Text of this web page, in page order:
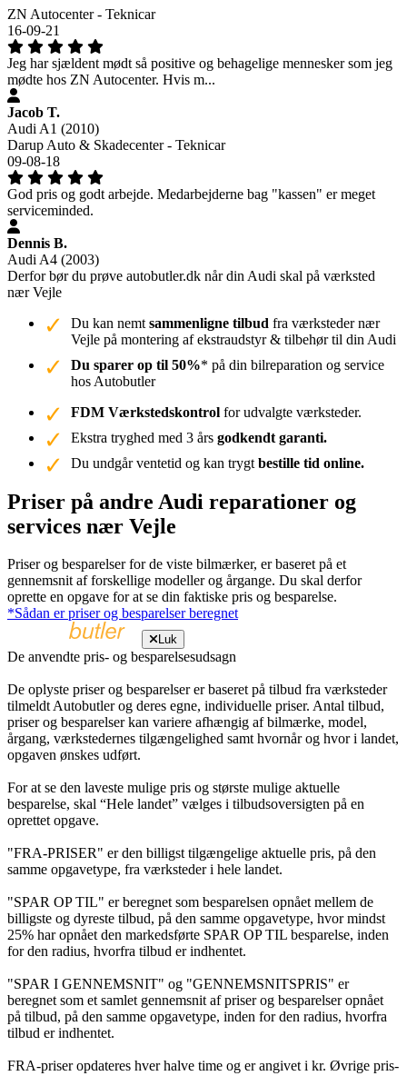
ZN Autocenter - Teknicar
16-09-21
Jeg har sjældent mødt så positive og behagelige mennesker som jeg
mødte hos ZN Autocenter. Hvis m...
Jacob T.
Audi A1 (2010)
Darup Auto & Skadecenter - Teknicar
09-08-18
God pris og godt arbejde. Medarbejderne bag "kassen" er meget
serviceminded.
Dennis B.
Audi A4 (2003)
Derfor bør du prøve autobutler.dk når din Audi skal på værksted
nær Vejle
Du kan nemt sammenligne tilbud fra værksteder nær
Vejle på montering af ekstraudstyr & tilbehør til din Audi
Du sparer op til 50%* på din bilreparation og service
hos Autobutler
FDM Værkstedskontrol for udvalgte værksteder.
Ekstra tryghed med 3 års godkendt garanti.
Du undgår ventetid og kan trygt bestille tid online.
Priser på andre Audi reparationer og
services nær Vejle
Priser og besparelser for de viste bilmærker, er baseret på et
gennemsnit af forskellige modeller og årgange. Du skal derfor
oprette en opgave for at se din faktiske pris og besparelse.
*Sådan er priser og besparelser beregnet
Luk
De anvendte pris- og besparelsesudsagn
De oplyste priser og besparelser er baseret på tilbud fra værksteder
tilmeldt Autobutler og deres egne, individuelle priser. Antal tilbud,
priser og besparelser kan variere afhængig af bilmærke, model,
årgang, værkstedernes tilgængelighed samt hvornår og hvor i landet,
opgaven ønskes udført.
For at se den laveste mulige pris og største mulige aktuelle
besparelse, skal “Hele landet” vælges i tilbudsoversigten på en
oprettet opgave.
"FRA-PRISER" er den billigst tilgængelige aktuelle pris, på den
samme opgavetype, fra værksteder i hele landet.
"SPAR OP TIL" er beregnet som besparelsen opnået mellem de
billigste og dyreste tilbud, på den samme opgavetype, hvor mindst
25% har opnået den markedsførte SPAR OP TIL besparelse, inden
for den radius, hvorfra tilbud er indhentet.
"SPAR I GENNEMSNIT" og "GENNEMSNITSPRIS" er
beregnet som et samlet gennemsnit af priser og besparelser opnået
på tilbud, på den samme opgavetype, inden for den radius, hvorfra
tilbud er indhentet.
FRA-priser opdateres hver halve time og er angivet i kr. Øvrige pris-